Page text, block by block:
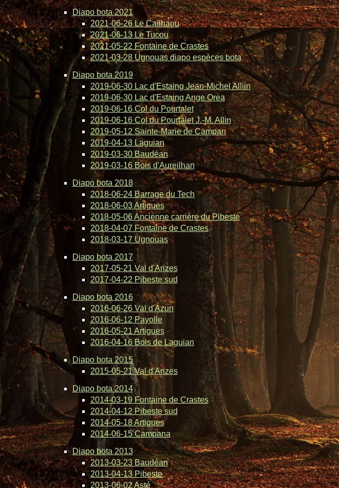
Diapo bota 2021
2021-06-26 Le Cailhaou
2021-06-13 Le Tucou
2021-05-22 Fontaine de Crastes
2021-03-28 Ugnouas diapo espèces bota
Diapo bota 2019
2019-06-30 Lac d'Estaing Jean-Michel Alliin
2019-06-30 Lac d'Estaing Ange Orea
2019-06-16 Col du Pourtalet
2019-06-16 Col du Pourtalet J.-M. Allin
2019-05-12 Sainte-Marie de Campan
2019-04-13 Laguian
2019-03-30 Baudéan
2019-03-16 Bois d'Aureilhan
Diapo bota 2018
2018-06-24 Barrage du Tech
2018-06-03 Artigues
2018-05-06 Ancienne carrière du Pibeste
2018-04-07 Fontaine de Crastes
2018-03-17 Ugnouas
Diapo bota 2017
2017-05-21 Val d'Arizes
2017-04-22 Pibeste sud
Diapo bota 2016
2016-06-26 Val d'Azun
2016-06-12 Payolle
2016-05-21 Artigues
2016-04-16 Bois de Laguian
Diapo bota 2015
2015-05-21 Val d'Arizes
Diapo bota 2014
2014-03-19 Fontaine de Crastes
2014-04-12 Pibeste sud
2014-05-18 Artigues
2014-06-15 Campana
Diapo bota 2013
2013-03-23 Baudéan
2013-04-13 Pibeste
2013-06-02 Asté